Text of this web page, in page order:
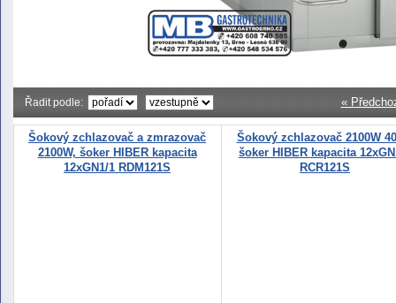
Řadit podle: «
Šokový zchlazovač a zmrazovač
2100W, šoker HIBER kapacita
12xGN1/1 RDM121S
Šokový zchlazovač 2100W
šoker HIBER kapacita
RCR121S